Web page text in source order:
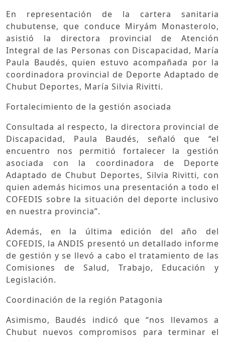
En representación de la cartera sanitaria
chubutense, que conduce Miryám Monasterolo,
asistió la directora provincial de Atención
Integral de las Personas con Discapacidad, María
Paula Baudés, quien estuvo acompañada por la
coordinadora provincial de Deporte Adaptado de
Chubut Deportes, María Silvia Rivitti.
Fortalecimiento de la gestión asociada
Consultada al respecto, la directora provincial de
Discapacidad, Paula Baudés, señaló que “el
encuentro nos permitió fortalecer la gestión
asociada con la coordinadora de Deporte
Adaptado de Chubut Deportes, Silvia Rivitti, con
quien además hicimos una presentación a todo el
COFEDIS sobre la situación del deporte inclusivo
en nuestra provincia”.
Además, en la última edición del año del
COFEDIS, la ANDIS presentó un detallado informe
de gestión y se llevó a cabo el tratamiento de las
Comisiones de Salud, Trabajo, Educación y
Legislación.
Coordinación de la región Patagonia
Asimismo, Baudés indicó que “nos llevamos a
Chubut nuevos compromisos para terminar el